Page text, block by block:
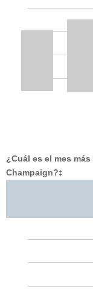
¿Cuál es el mes
Champaign?‡